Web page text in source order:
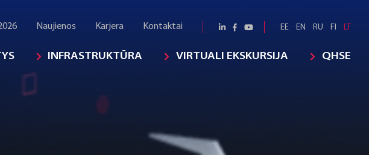
Naujienos Karjera Kontaktai EE EN RU FI
INFRASTRUKTŪRA VIRTUALI EKSKURSIJA QHSE